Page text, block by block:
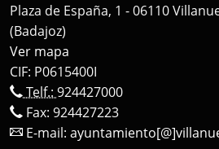
Plaza de España, 1 - 06110
(Badajoz)
Ver mapa
CIF: P0615400I
Telf.: 924427000
Fax: 924427223
E-mail: